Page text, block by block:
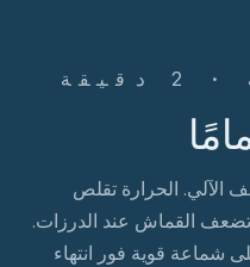
الآلي. الحرارة تقلص
القماش عند الدرزات.
شماعة قوية فور انتهاء